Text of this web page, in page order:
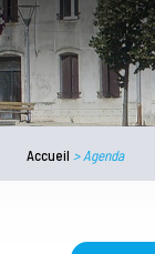
Accueil >Agenda